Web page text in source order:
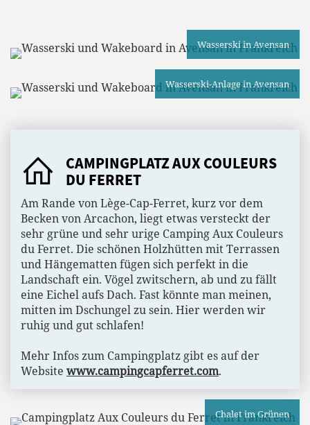
Wasserski in Avensan
Wasserski-Anlage in Avensan
CAMPINGPLATZ AUX COULEURS
DU FERRET
Am Rande von Lège-Cap-Ferret, kurz vor dem
Becken von Arcachon, liegt etwas versteckt der
sehr grüne und sehr urige Camping Aux Couleurs
du Ferret. Die schönen Holzhütten mit Terrassen
und Hängematten fügen sich perfekt in die
Landschaft ein. Vögel zwitschern, ab und zu fällt
eine Eichel aufs Dach. Fast könnte man meinen,
mitten im Dschungel zu sein. Hier werden wir
ruhig und gut schlafen!
Mehr Infos zum Campingplatz gibt es auf der
Website www.campingcapferret.com.
Chalet im Grünen